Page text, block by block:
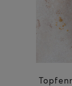
Eis am Stil